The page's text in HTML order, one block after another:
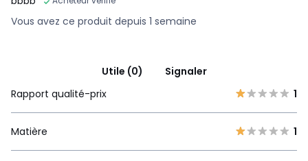
Vous avez ce produit depuis 1 semaine
Utile (0)
Signaler
Rapport qualité-prix
1
Matière 1